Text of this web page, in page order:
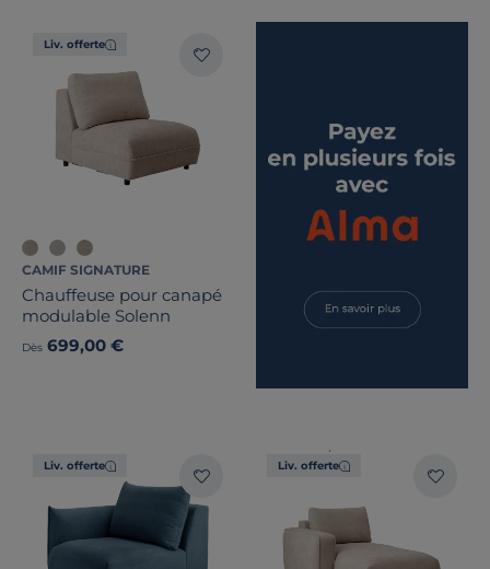
Liv. offerte
CAMIF SIGNATURE
Chauffeuse pour canapé
modulable Solenn
Dès 699,00 €
Liv. offerte Liv. offerte